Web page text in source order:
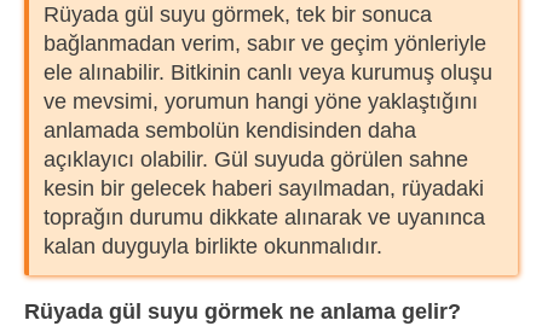
Rüyada gül suyu görmek, tek bir sonuca
bağlanmadan verim, sabır ve geçim yönleriyle
ele alınabilir. Bitkinin canlı veya kurumuş oluşu
ve mevsimi, yorumun hangi yöne yaklaştığını
anlamada sembolün kendisinden daha
açıklayıcı olabilir. Gül suyuda görülen sahne
kesin bir gelecek haberi sayılmadan, rüyadaki
toprağın durumu dikkate alınarak ve uyanınca
kalan duyguyla birlikte okunmalıdır.
Rüyada gül suyu görmek ne anlama gelir?